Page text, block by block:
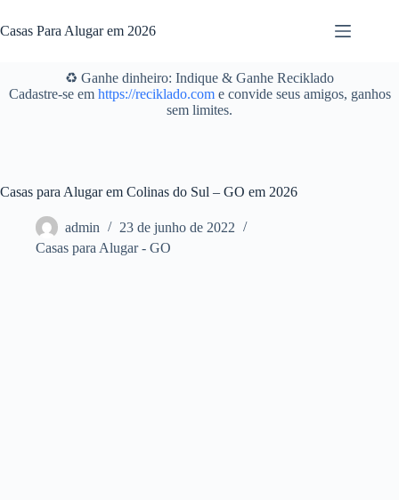
para
o
Casas Para Alugar em 2026
♻️ Ganhe dinheiro: Indique & Ganhe Reciklado
Cadastre-se em https://reciklado.come convide seus amigos, ganhos
sem limites.
Casas para Alugar em Colinas do Sul – GO em 2026
admin
23 de junho de 2022
Casas para Alugar - GO